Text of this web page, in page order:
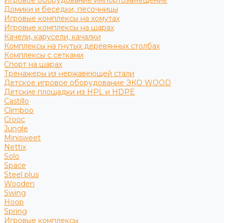
Домики и беседки, песочницы
Игровые комплексы на хомутах
Игровые комплексы на шарах
Качели, карусели, качалки
Комплексы на гнутых деревянных столбах
Комплексы с сетками
Спорт на шарах
Тренажеры из нержавеющей стали
Детское игровое оборудование ЭКО WOOD
Детские площадки из HPL и HDPE
Castillo
Climboo
Crooc
Jungle
Minisweet
Nettix
Solo
Space
Steel plus
Wooden
Swing
Hoop
Spring
Игровые комплексы